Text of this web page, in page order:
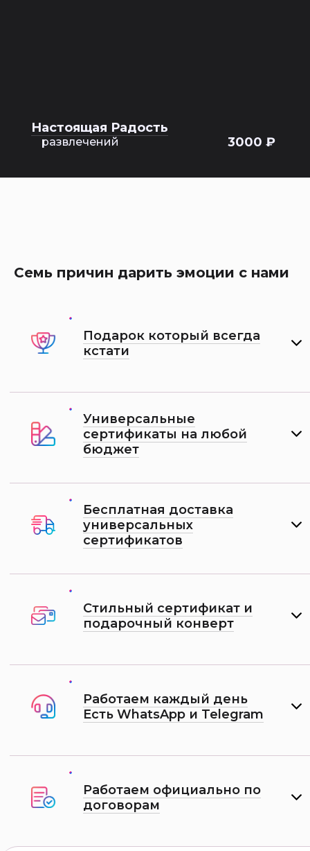
Настоящая Радость
развлечений 3000 ₽
Семь причин дарить эмоции с нами
Подарок который всегда
кстати
Универсальные
сертификаты на любой
бюджет
Бесплатная доставка
универсальных
сертификатов
Стильный сертификат и
подарочный конверт
Работаем каждый день
Есть WhatsApp и Telеgram
Работаем официально по
договорам